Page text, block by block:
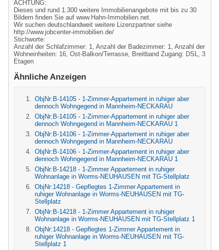
ACHTUNG:
Dieses und rund 1.300 weitere Immobilienangebote mit bis zu 30
Bildern finden Sie auf www.Hahn-Immobilien.net.
Wir suchen deutschlandweit weitere Lizenzpartner siehe
http://www.jobcenter-immobilien.de/
Stichworte:
Anzahl der Schlafzimmer: 1, Anzahl der Badezimmer: 1, Anzahl der
Wohneinheiten: 16, Ost-Balkon/Terrasse, Breitband Zugang: DSL, 3
Etagen
Ähnliche Anzeigen
ObjNr:B-14105 - 1-Zimmer-Appartement in ruhiger aber
dennoch Wohngegend in Mannheim-NECKARAU
ObjNr:B-14105 - 1-Zimmer-Appartement in ruhiger aber
dennoch Wohngegend in Mannheim-NECKARAU 1
ObjNr:B-14106 - 1-Zimmer-Appartement in ruhiger aber
dennoch Wohngegend in Mannheim-NECKARAU
ObjNr:B-14106 - 1-Zimmer-Appartement in ruhiger aber
dennoch Wohngegend in Mannheim-NECKARAU 1
ObjNr:B-14218 - 1-Zimmer Appartement in ruhiger
Wohnanlage in Worms-NEUHAUSEN mit TG-Stellplatz
ObjNr:14218 - Gepflegtes 1-Zimmer Appartement in
ruhiger Wohnanlage in Worms-NEUHAUSEN mit TG-
Stellplatz
ObjNr:B-14218 - 1-Zimmer Appartement in ruhiger
Wohnanlage in Worms-NEUHAUSEN mit TG-Stellplatz 1
ObjNr:14218 - Gepflegtes 1-Zimmer Appartement in
ruhiger Wohnanlage in Worms-NEUHAUSEN mit TG-
Stellplatz 1